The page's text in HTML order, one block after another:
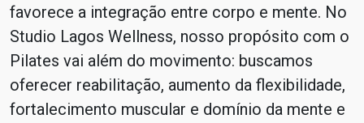
favorece a integração entre corpo e mente. No
Studio Lagos Wellness, nosso propósito com o
Pilates vai além do movimento: buscamos
oferecer reabilitação, aumento da flexibilidade,
fortalecimento muscular e domínio da mente e